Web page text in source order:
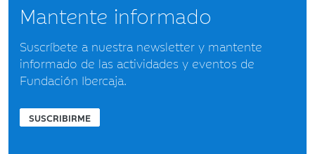
Mantente informado
Suscríbete a nuestra newsletter y mantente
informado de las actividades y eventos de
Fundación Ibercaja.
SUSCRIBIRME